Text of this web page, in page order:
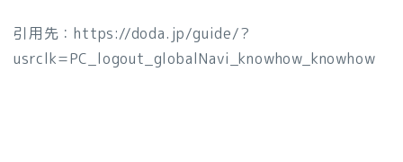
引用先：https://doda.jp/guide/?
usrclk=PC_logout_globalNavi_knowhow_knowhow